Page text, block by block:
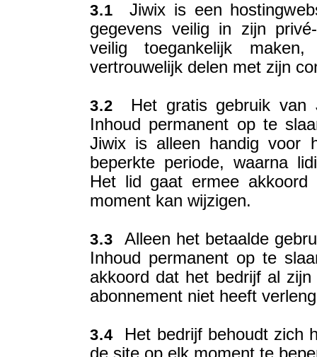
3.1 Jiwix is een
gegevens veilig in zijn
veilig toegankelijk
vertrouwelijk delen met zijn
3.2 Het gratis gebruik van
Inhoud permanent op te
Jiwix is alleen handig voor
beperkte periode, waarna
Het lid gaat ermee
moment kan wijzigen.
3.3 Alleen het betaalde
Inhoud permanent op te
akkoord dat het bedrijf al
abonnement niet heeft
3.4 Het bedrijf behoudt zich